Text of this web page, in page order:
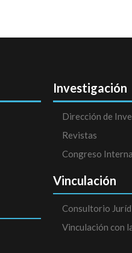
Investigación
Dirección de
Revistas
Congreso
Vinculación
Consultorio
Vinculación con